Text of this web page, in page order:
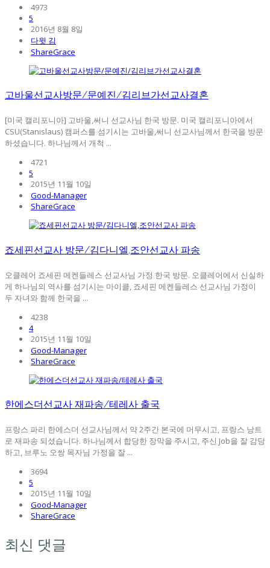
4973
5
2016년 8월 8일
다윗 김
ShareGrace
고바울선교사방문/문예진/김리브가선교사결혼
[미국 캘리포니아] 고바울,써니 선교사님 한국 방문. 미국 캘리포니아에서
CSU(Stanislaus) 캠퍼스를 섬기시는 고바울,써니 선교사님께서 한국을 방문
하셨습니다. 하나님께서 개척 ...
4721
5
2015년 11월 10일
Good-Manager
ShareGrace
죠세핀선교사 방문/김다니엘,조안선교사 파송
오클레어 죠세핀 메켄들레스 선교사님 가정 한국 방문. 오클레어에서 신실하
게 하나님의 역사를 섬기시는 마이클, 죠세핀 메켄들레스 선교사님 가정이
두 자녀와 함께 한국을 ...
4238
4
2015년 11월 10일
Good-Manager
ShareGrace
한에스더선교사 재파송/테레사 출국
프랑스 파리 한에스더 선교사님께서 약 2주간 본국에 머무시고, 프랑스 낭트
로 재파송 되셨습니다. 하나님께서 합당한 장막을 주시고, 주신 Job을 잘 감당
하고, 브루노 오쌍 목자님 가정을 잘 ...
3694
5
2015년 11월 10일
Good-Manager
ShareGrace
최신 댓글